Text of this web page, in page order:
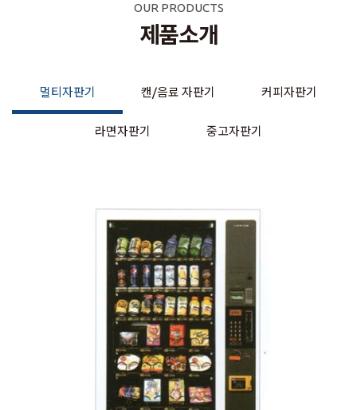
OUR PRODUCTS
제품소개
멀티자판기 캔/음료 자판기 커피자판기
라면자판기 중고자판기